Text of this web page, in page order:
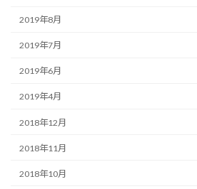
2019年8月
2019年7月
2019年6月
2019年4月
2018年12月
2018年11月
2018年10月